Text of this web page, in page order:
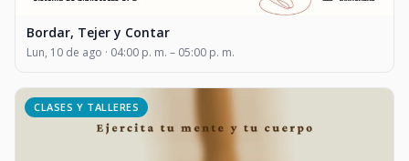
Bordar, Tejer y Contar
Lun, 10 de ago · 04:00 p. m. – 05:00 p. m.
CLASES Y TALLERES